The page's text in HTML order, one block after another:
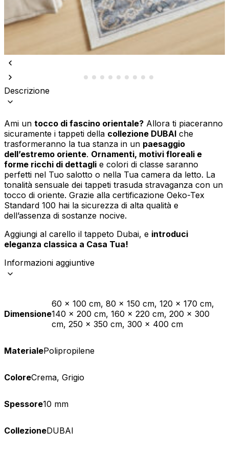
Descrizione
Ami un tocco di fascino orientale? Allora ti piaceranno
sicuramente i tappeti della collezione DUBAI che
trasformeranno la tua stanza in un paesaggio
dell’estremo oriente. Ornamenti, motivi floreali e
forme ricchi di dettagli e colori di classe saranno
perfetti nel Tuo salotto o nella Tua camera da letto. La
tonalità sensuale dei tappeti trasuda stravaganza con un
tocco di oriente. Grazie alla certificazione Oeko-Tex
Standard 100 hai la sicurezza di alta qualità e
dell’assenza di sostanze nocive.
Aggiungi al carello il tappeto Dubai, e introduci
eleganza classica a Casa Tua!
Informazioni aggiuntive
Dimensione
60 x 100 cm, 80 x 150 cm, 120 x 170 cm,
140 x 200 cm, 160 x 220 cm, 200 x 300
cm, 250 x 350 cm, 300 x 400 cm
MaterialePolipropilene
ColoreCrema, Grigio
Spessore10 mm
CollezioneDUBAI